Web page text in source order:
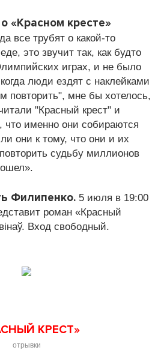
«Красном кресте»
все трубят о какой-то
это звучит так, как будто
играх, и не было
люди ездят с наклейками
мне бы хотелось,
"Красный крест" и
что именно они собираются
они к тому, что они и их
судьбу миллионов
Филипенко. 5 июля в 19:00
роман «Красный
Вход свободный.
КРЕСТ»
отрывки